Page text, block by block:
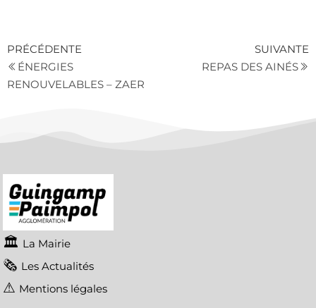
PRÉCÉDENTE
ÉNERGIES
RENOUVELABLES – ZAER
SUIVANTE
REPAS DES AINÉS
La Mairie
Les Actualités
Mentions légales